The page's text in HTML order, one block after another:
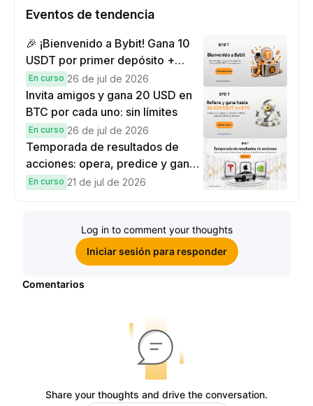
Eventos de tendencia
🎉 ¡Bienvenido a Bybit! Gana 10
USDT por primer depósito +
hasta 9,999 USDT en
recompensas
En curso 26 de jul de 2026
Invita amigos y gana 20 USD en
BTC por cada uno: sin límites
En curso 26 de jul de 2026
Temporada de resultados de
acciones: opera, predice y gana
una Cybertruck.
En curso 21 de jul de 2026
Log in to comment your thoughts
Iniciar sesión para responder
Comentarios
Share your thoughts and drive the conversation.